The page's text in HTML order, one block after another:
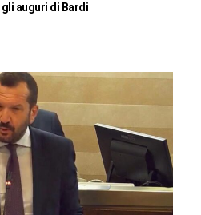
auguri di Bardi